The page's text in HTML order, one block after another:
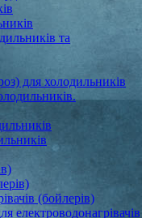
та
для холодильників
(бойлерів)
електроводонагрівачів